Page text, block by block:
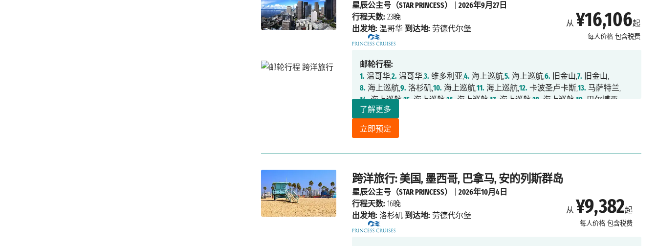
从 ¥16,106起
每人价格 包含税费
了解更多
立即预定
星辰公主号（STAR PRINCESS） |2026年9月27日
行程天数: 23晚
出发地: 温哥华 到达地: 劳德代尔堡
邮轮行程:
1. 温哥华,2. 温哥华,3. 维多利亚,4. 海上巡航,5. 海上巡航,6. 旧金山,7. 旧金山,
8. 海上巡航,9. 洛杉矶,10. 海上巡航,11. 海上巡航,12. 卡波圣卢卡斯,13. 马萨特兰,
14.海上巡航,15. 海上巡航,16. 海上巡航,17. 海上巡航,18. 海上巡航,19. 巴尔博亚,
20.海上巡航,
跨洋旅行: 美国, 墨西哥, 巴拿马, 安的列斯群岛
从 ¥9,382起
每人价格 包含税费
星辰公主号（STAR PRINCESS） |2026年10月4日
行程天数: 16晚
出发地: 洛杉矶 到达地: 劳德代尔堡